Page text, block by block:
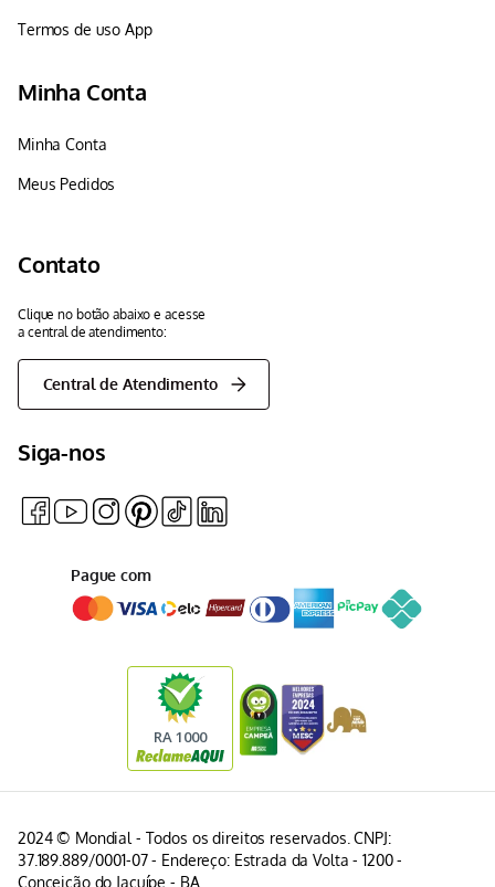
Termos de uso App
Minha Conta
Minha Conta
Meus Pedidos
Contato
Clique no botão abaixo e acesse
a central de atendimento:
Central de Atendimento
Siga-nos
Pague com
2024 © Mondial - Todos os direitos reservados. CNPJ:
37.189.889/0001-07 - Endereço: Estrada da Volta - 1200 -
Conceição do Jacuípe - BA